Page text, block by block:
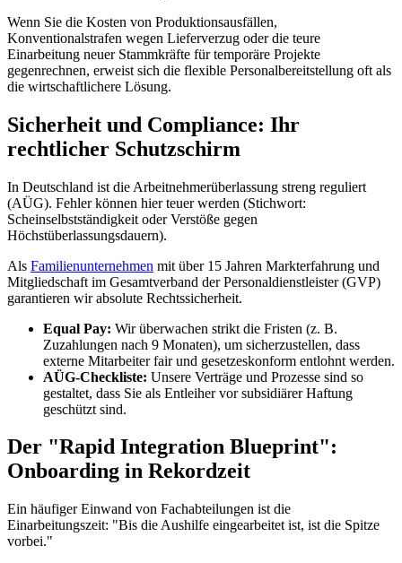
Wenn Sie die Kosten von Produktionsausfällen,
Konventionalstrafen wegen Lieferverzug oder die teure
Einarbeitung neuer Stammkräfte für temporäre Projekte
gegenrechnen, erweist sich die flexible Personalbereitstellung oft als
die wirtschaftlichere Lösung.
Sicherheit und Compliance: Ihr
rechtlicher Schutzschirm
In Deutschland ist die Arbeitnehmerüberlassung streng reguliert
(AÜG). Fehler können hier teuer werden (Stichwort:
Scheinselbstständigkeit oder Verstöße gegen
Höchstüberlassungsdauern).
Als Familienunternehmen mit über 15 Jahren Markterfahrung und
Mitgliedschaft im Gesamtverband der Personaldienstleister (GVP)
garantieren wir absolute Rechtssicherheit.
Equal Pay: Wir überwachen strikt die Fristen (z. B.
Zuzahlungen nach 9 Monaten), um sicherzustellen, dass
externe Mitarbeiter fair und gesetzeskonform entlohnt werden.
AÜG-Checkliste: Unsere Verträge und Prozesse sind so
gestaltet, dass Sie als Entleiher vor subsidiärer Haftung
geschützt sind.
Der "Rapid Integration Blueprint":
Onboarding in Rekordzeit
Ein häufiger Einwand von Fachabteilungen ist die
Einarbeitungszeit: "Bis die Aushilfe eingearbeitet ist, ist die Spitze
vorbei."